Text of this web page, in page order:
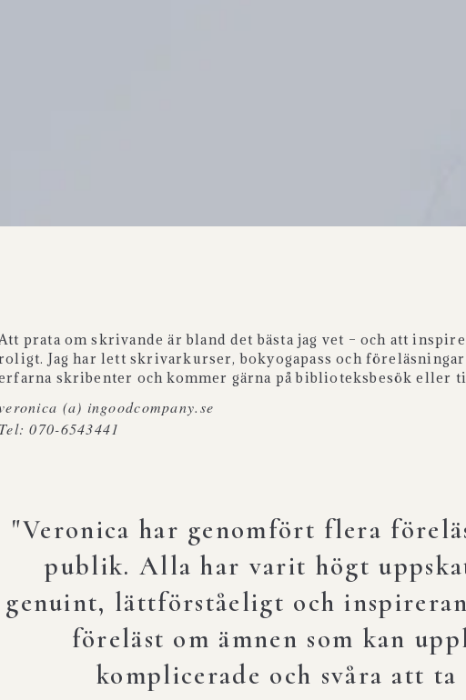
prata om skrivande är bland det bästa jag vet – och att
Jag har lett skrivarkurser, bokyogapass och
skribenter och kommer gärna på biblioteksbesök eller
(a) ingoodcompany.se
Tel: 070-6543441
"Veronica har genomfört flera
publik. Alla har varit högt
genuint, lättförståeligt och
föreläst om ämnen som kan
komplicerade och svåra att ta
"Veronica är en fantastisk
rolig och pedagogisk.”
Heidi Knorn, deltagare i föreläsning på